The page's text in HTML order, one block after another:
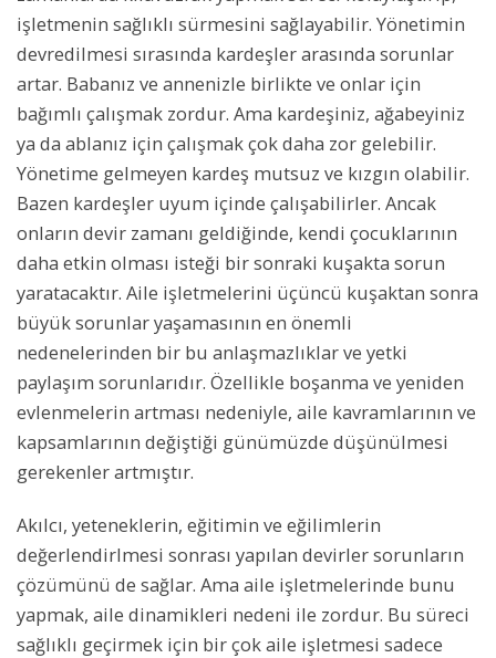
işletmenin sağlıklı sürmesini sağlayabilir. Yönetimin
devredilmesi sırasında kardeşler arasında sorunlar
artar. Babanız ve annenizle birlikte ve onlar için
bağımlı çalışmak zordur. Ama kardeşiniz, ağabeyiniz
ya da ablanız için çalışmak çok daha zor gelebilir.
Yönetime gelmeyen kardeş mutsuz ve kızgın olabilir.
Bazen kardeşler uyum içinde çalışabilirler. Ancak
onların devir zamanı geldiğinde, kendi çocuklarının
daha etkin olması isteği bir sonraki kuşakta sorun
yaratacaktır. Aile işletmelerini üçüncü kuşaktan sonra
büyük sorunlar yaşamasının en önemli
nedenelerinden bir bu anlaşmazlıklar ve yetki
paylaşım sorunlarıdır. Özellikle boşanma ve yeniden
evlenmelerin artması nedeniyle, aile kavramlarının ve
kapsamlarının değiştiği günümüzde düşünülmesi
gerekenler artmıştır.
Akılcı, yeteneklerin, eğitimin ve eğilimlerin
değerlendirlmesi sonrası yapılan devirler sorunların
çözümünü de sağlar. Ama aile işletmelerinde bunu
yapmak, aile dinamikleri nedeni ile zordur. Bu süreci
sağlıklı geçirmek için bir çok aile işletmesi sadece